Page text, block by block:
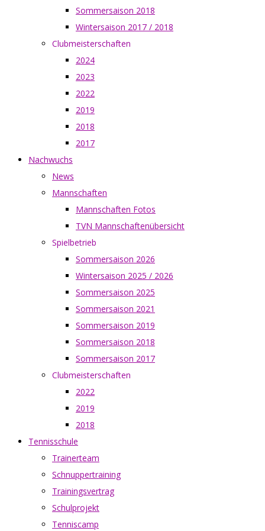
Sommersaison 2018
Wintersaison 2017 / 2018
Clubmeisterschaften
2024
2023
2022
2019
2018
2017
Nachwuchs
News
Mannschaften
Mannschaften Fotos
TVN Mannschaftenübersicht
Spielbetrieb
Sommersaison 2026
Wintersaison 2025 / 2026
Sommersaison 2025
Sommersaison 2021
Sommersaison 2019
Sommersaison 2018
Sommersaison 2017
Clubmeisterschaften
2022
2019
2018
Tennisschule
Trainerteam
Schnuppertraining
Trainingsvertrag
Schulprojekt
Tenniscamp